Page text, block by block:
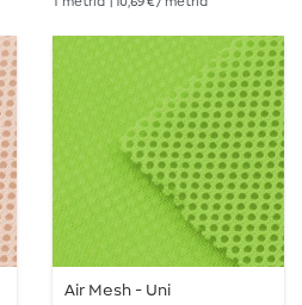
Air Mesh - Uni